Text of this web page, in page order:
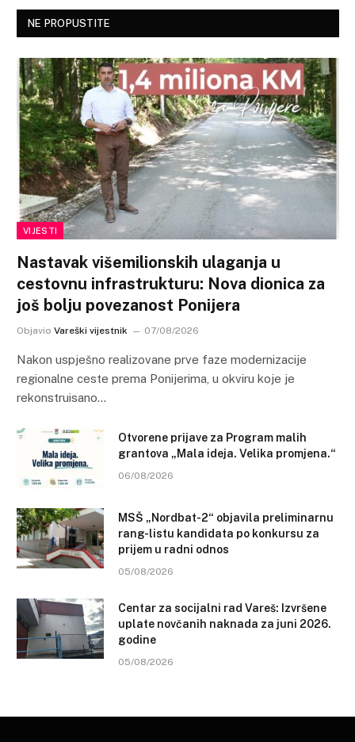
NE PROPUSTITE
VIJESTI
Nastavak višemilionskih ulaganja u
cestovnu infrastrukturu: Nova dionica za
još bolju povezanost Ponijera
Objavio Vareški vijestnik 07/08/2026
Nakon uspješno realizovane prve faze modernizacije
regionalne ceste prema Ponijerima, u okviru koje je
rekonstruisano…
Otvorene prijave za Program malih
grantova „Mala ideja. Velika promjena.“
06/08/2026
MSŠ „Nordbat-2“ objavila preliminarnu
rang-listu kandidata po konkursu za
prijem u radni odnos
05/08/2026
Centar za socijalni rad Vareš: Izvršene
uplate novčanih naknada za juni 2026.
godine
05/08/2026